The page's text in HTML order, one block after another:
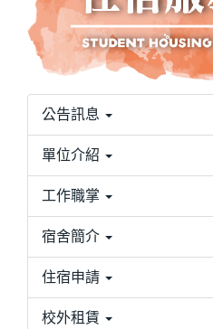
公告訊息
單位介紹
工作職掌
宿舍簡介
住宿申請
校外租賃